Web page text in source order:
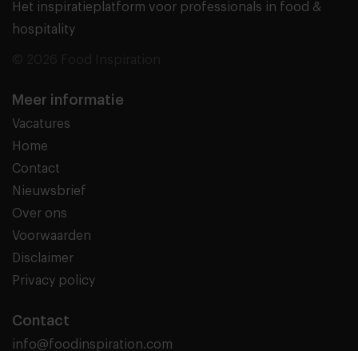
Het inspiratieplatform voor professionals in food &
hospitality
Meer informatie
Vacatures
Home
Contact
Nieuwsbrief
Over ons
Voorwaarden
Disclaimer
Privacy policy
Contact
info@foodinspiration.com